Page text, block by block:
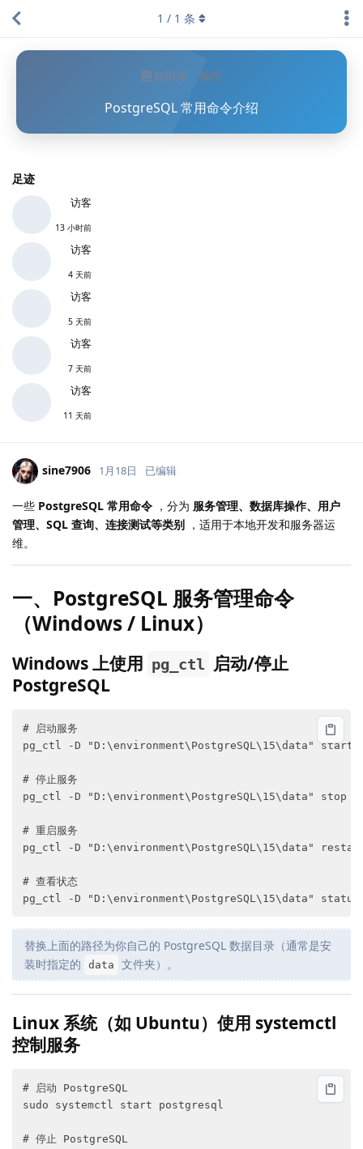
知识库 编程
PostgreSQL 常用命令介绍
足迹
访客
13 小时前
访客
4 天前
访客
5 天前
访客
7 天前
访客
11 天前
1 / 1 条
sine7906 1月18日 已编辑
一些 PostgreSQL 常用命令 ，分为 服务管理、数据库操作、用户
管理、SQL 查询、连接测试等类别 ，适用于本地开发和服务器运
维。
一、PostgreSQL 服务管理命令
（Windows / Linux）
Windows 上使用 pg_ctl 启动/停止
PostgreSQL
# 启动服务
pg_ctl -D "D:\environment\PostgreSQL\15\data" start
# 停止服务
pg_ctl -D "D:\environment\PostgreSQL\15\data" stop
# 重启服务
pg_ctl -D "D:\environment\PostgreSQL\15\data"
# 查看状态
替换上面的路径为你自己的 PostgreSQL 数据目录（通常是安
装时指定的
data 文件夹）。
Linux 系统（如 Ubuntu）使用 systemctl
控制服务
# 启动 PostgreSQL
sudo systemctl start postgresql
# 停止 PostgreSQL